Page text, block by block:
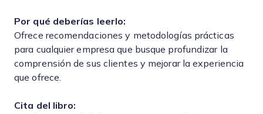
Por qué deberías leerlo:
Ofrece recomendaciones y metodologías prácticas
para cualquier empresa que busque profundizar la
comprensión de sus clientes y mejorar la experiencia
que ofrece.
Cita del libro: